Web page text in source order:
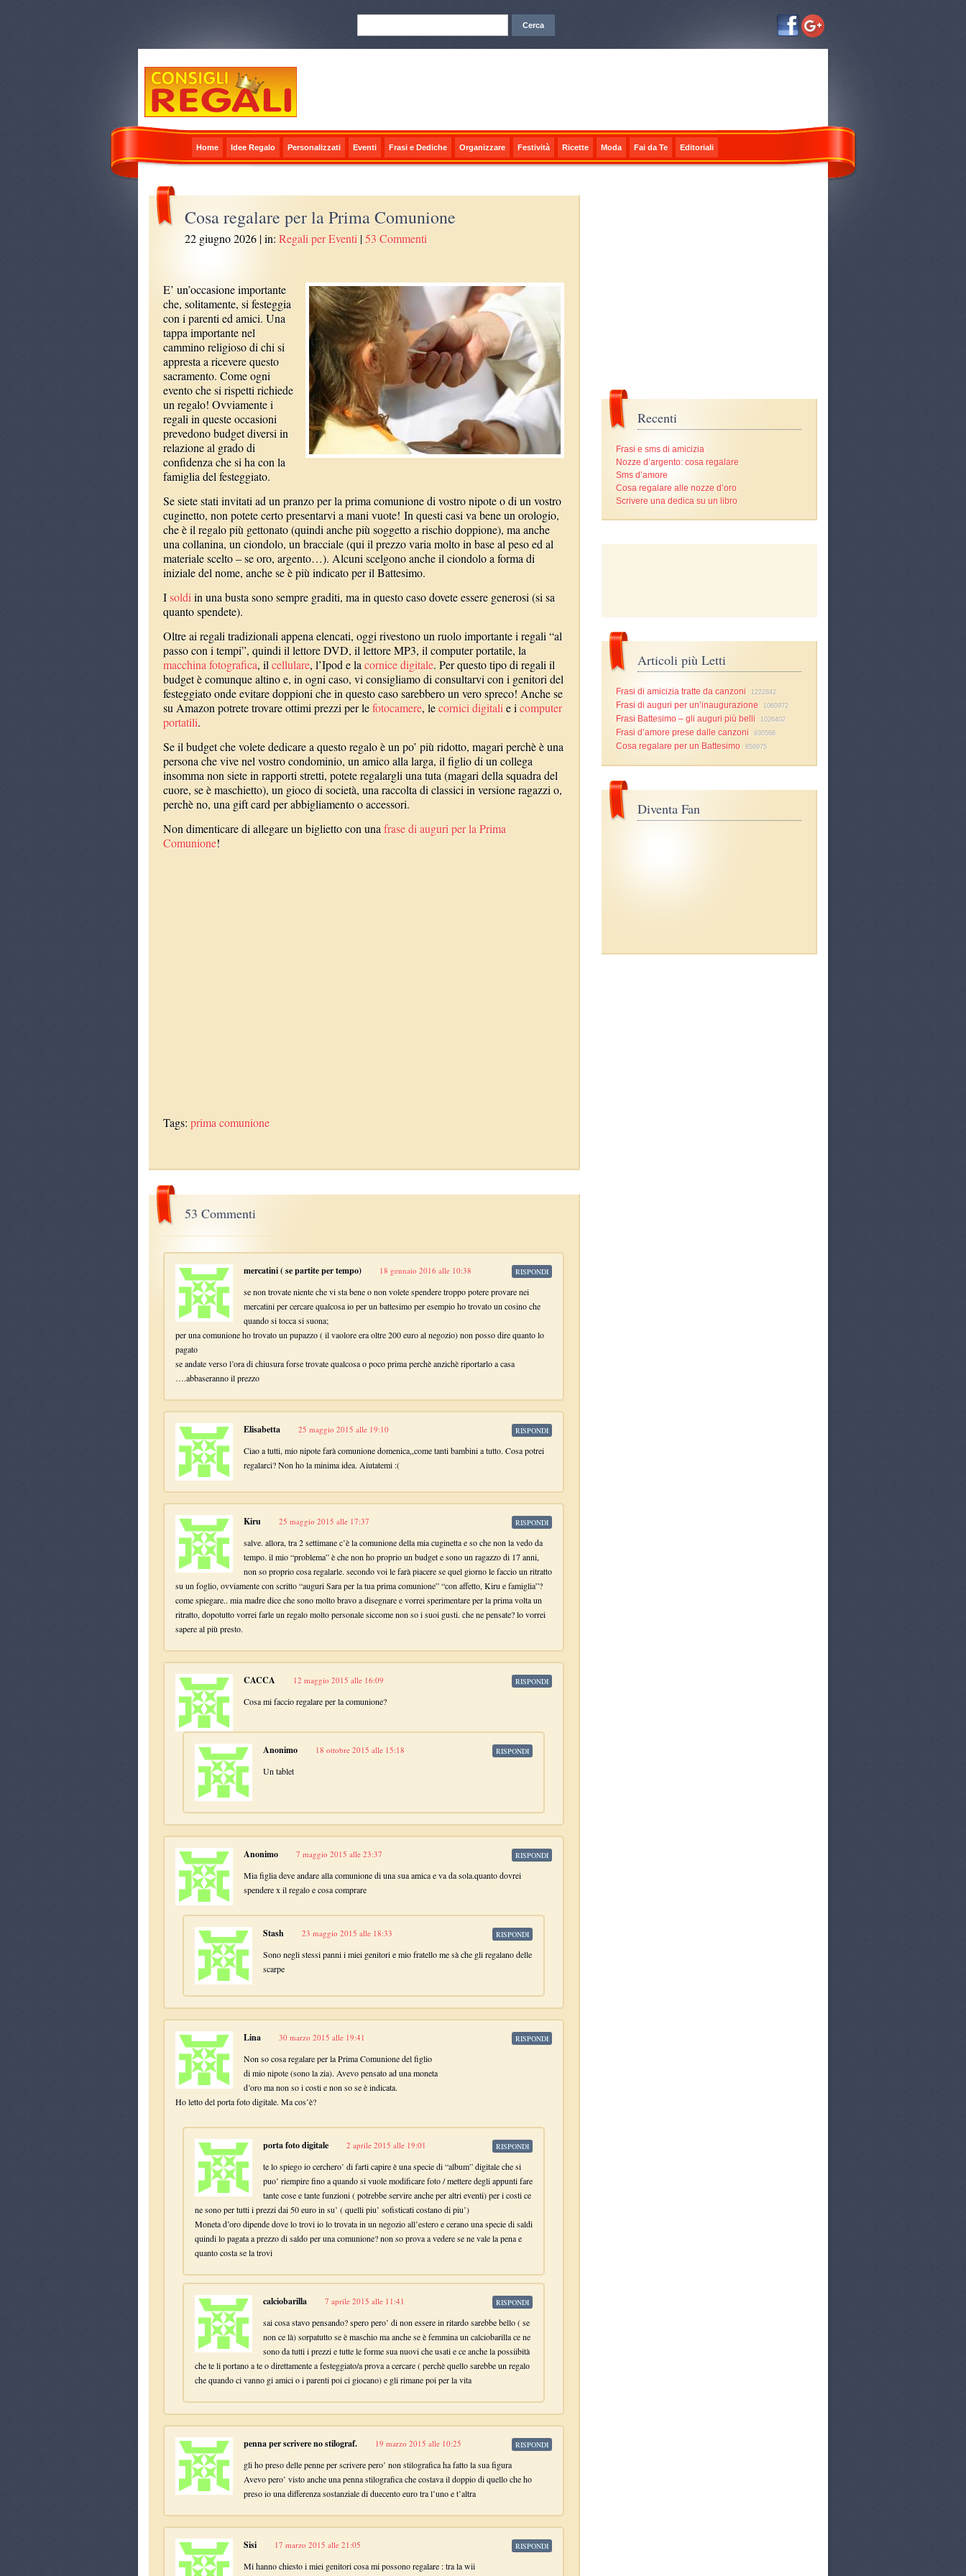
Home Idee Regalo Personalizzati Eventi Frasi e Dediche Organizzare Festività Ricette Moda Fai da Te Editoriali
Cosa regalare per la Prima Comunione
22 giugno 2026 | in:Regali per Eventi |53 Commenti
E’ un’occasione importante
che, solitamente, si festeggia
con i parenti ed amici. Una
tappa importante nel
cammino religioso di chi si
appresta a ricevere questo
sacramento. Come ogni
evento che si rispetti richiede
un regalo! Ovviamente i
regali in queste occasioni
prevedono budget diversi in
relazione al grado di
confidenza che si ha con la
famiglia del festeggiato.
Se siete stati invitati ad un pranzo per la prima comunione di vostro nipote o di un vostro
cuginetto, non potete certo presentarvi a mani vuote! In questi casi va bene un orologio,
che è il regalo più gettonato (quindi anche più soggetto a rischio doppione), ma anche
una collanina, un ciondolo, un bracciale (qui il prezzo varia molto in base al peso ed al
materiale scelto – se oro, argento…). Alcuni scelgono anche il ciondolo a forma di
iniziale del nome, anche se è più indicato per il Battesimo.
Isoldiin una busta sono sempre graditi, ma in questo caso dovete essere generosi (si sa
quanto spendete).
Oltre ai regali tradizionali appena elencati, oggi rivestono un ruolo importante i regali “al
passo con i tempi”, quindi il lettore DVD, il lettore MP3, il computer portatile, la
macchina fotografica, ilcellulare, l’Ipod e lacornice digitale. Per questo tipo di regali il
budget è comunque altino e, in ogni caso, vi consigliamo di consultarvi con i genitori del
festeggiato onde evitare doppioni che in questo caso sarebbero un vero spreco! Anche se
su Amazon potrete trovare ottimi prezzi per lefotocamere, lecornici digitalie icomputer
portatili.
Se il budget che volete dedicare a questo regalo è un po’ più ridotto, magari perchè è una
persona che vive nel vostro condominio, un amico alla larga, il figlio di un collega
insomma non siete in rapporti stretti, potete regalargli una tuta (magari della squadra del
cuore, se è maschietto), un gioco di società, una raccolta di classici in versione ragazzi o,
perchè no, una gift card per abbigliamento o accessori.
Non dimenticare di allegare un biglietto con unafrase di auguri per la Prima
Comunione!
Tags:prima comunione
Recenti
Frasi e sms di amicizia
Nozze d’argento: cosa regalare
Sms d’amore
Cosa regalare alle nozze d’oro
Scrivere una dedica su un libro
Articoli più Letti
Frasi di amicizia tratte da canzoni 1222842
Frasi di auguri per un’inaugurazione 1060972
Frasi Battesimo – gli auguri più belli 1026402
Frasi d’amore prese dalle canzoni 930568
Cosa regalare per un Battesimo 856975
Diventa Fan
53 Commenti
mercatini ( se partite per tempo) 18 gennaio 2016 alle 10:38
se non trovate niente che vi sta bene o non volete spendere troppo potere provare nei
mercatini per cercare qualcosa io per un battesimo per esempio ho trovato un cosino che
quando si tocca si suona;
per una comunione ho trovato un pupazzo ( il vaolore era oltre 200 euro al negozio) non posso dire quanto lo
pagato
se andate verso l’ora di chiusura forse trovate qualcosa o poco prima perchè anzichè riportarlo a casa
….abbaseranno il prezzo
RISPONDI
Elisabetta 25 maggio 2015 alle 19:10
Ciao a tutti, mio nipote farà comunione domenica,,come tanti bambini a tutto. Cosa potrei
regalarci? Non ho la minima idea. Aiutatemi :(
RISPONDI
Kiru 25 maggio 2015 alle 17:37
salve. allora, tra 2 settimane c’è la comunione della mia cuginetta e so che non la vedo da
tempo. il mio “problema” è che non ho proprio un budget e sono un ragazzo di 17 anni,
non so proprio cosa regalarle. secondo voi le farà piacere se quel giorno le faccio un ritratto
su un foglio, ovviamente con scritto “auguri Sara per la tua prima comunione” “con affetto, Kiru e famiglia”?
come spiegare.. mia madre dice che sono molto bravo a disegnare e vorrei sperimentare per la prima volta un
ritratto, dopotutto vorrei farle un regalo molto personale siccome non so i suoi gusti. che ne pensate? lo vorrei
sapere al più presto.
RISPONDI
CACCA 12 maggio 2015 alle 16:09
Cosa mi faccio regalare per la comunione?
RISPONDI
Anonimo 18 ottobre 2015 alle 15:18
Un tablet
RISPONDI
Anonimo 7 maggio 2015 alle 23:37
Mia figlia deve andare alla comunione di una sua amica e va da sola.quanto dovrei
spendere x il regalo e cosa comprare
RISPONDI
Stash 23 maggio 2015 alle 18:33
Sono negli stessi panni i miei genitori e mio fratello me sà che gli regalano delle
scarpe
RISPONDI
Lina 30 marzo 2015 alle 19:41
Non so cosa regalare per la Prima Comunione del figlio
di mio nipote (sono la zia). Avevo pensato ad una moneta
d’oro ma non so i costi e non so se è indicata.
Ho letto del porta foto digitale. Ma cos’è?
RISPONDI
porta foto digitale 2 aprile 2015 alle 19:01
te lo spiego io cerchero’ di farti capire è una specie di “album” digitale che si
puo’ riempire fino a quando si vuole modificare foto / mettere degli appunti fare
tante cose e tante funzioni ( potrebbe servire anche per altri eventi) per i costi ce
ne sono per tutti i prezzi dai 50 euro in su’ ( quelli piu’ sofisticati costano di piu’)
Moneta d’oro dipende dove lo trovi io lo trovata in un negozio all’estero e cerano una specie di saldi
quindi lo pagata a prezzo di saldo per una comunione? non so prova a vedere se ne vale la pena e
quanto costa se la trovi
RISPONDI
calciobarilla 7 aprile 2015 alle 11:41
sai cosa stavo pensando? spero pero’ di non essere in ritardo sarebbe bello ( se
non ce là) sorpatutto se è maschio ma anche se è femmina un calciobarilla ce ne
sono da tutti i prezzi e tutte le forme sua nuovi che usati e ce anche la possiibità
che te li portano a te o direttamente a festeggiato/a prova a cercare ( perchè quello sarebbe un regalo
che quando ci vanno gi amici o i parenti poi ci giocano) e gli rimane poi per la vita
RISPONDI
penna per scrivere no stilograf. 19 marzo 2015 alle 10:25
gli ho preso delle penne per scrivere pero’ non stilografica ha fatto la sua figura
Avevo pero’ visto anche una penna stilografica che costava il doppio di quello che ho
preso io una differenza sostanziale di duecento euro tra l’uno e t’altra
RISPONDI
Sisi 17 marzo 2015 alle 21:05
Mi hanno chiesto i miei genitori cosa mi possono regalare : tra la wii
RISPONDI